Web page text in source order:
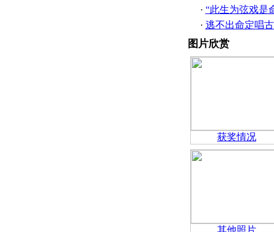
· “此生为弦戏
· 逃不出命定唱
图片欣赏
获奖情况
其他照片